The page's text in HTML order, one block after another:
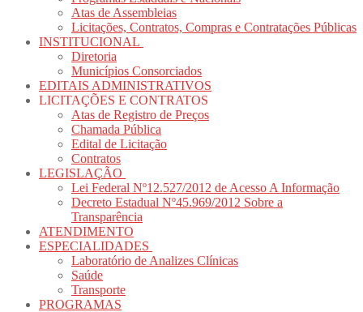
Atas de Assembleias
Licitações, Contratos, Compras e Contratações Públicas
INSTITUCIONAL
Diretoria
Municípios Consorciados
EDITAIS ADMINISTRATIVOS
LICITAÇÕES E CONTRATOS
Atas de Registro de Preços
Chamada Pública
Edital de Licitação
Contratos
LEGISLAÇÃO
Lei Federal Nº12.527/2012 de Acesso A Informação
Decreto Estadual Nº45.969/2012 Sobre a
Transparência
ATENDIMENTO
ESPECIALIDADES
Laboratório de Analizes Clínicas
Saúde
Transporte
PROGRAMAS